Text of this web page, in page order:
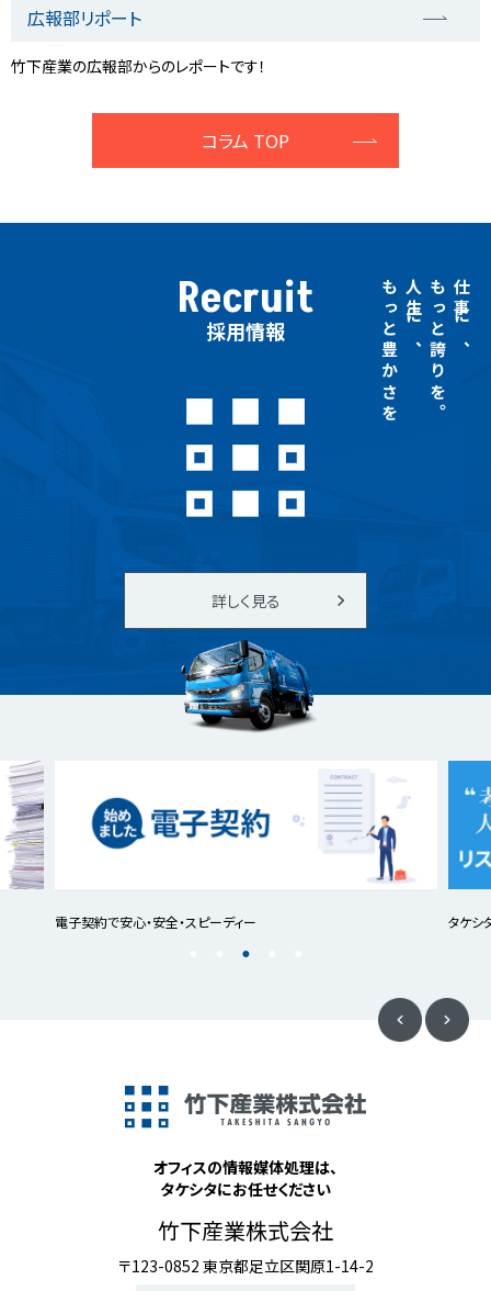
広報部リポート
竹下産業の広報部からのレポートです！
コラム TOP
Recruit
採用情報
詳しく見る
仕事に、
もっと誇りを。
人生に、
もっと豊かさを
電子契約で安心・安全・スピーディー タケシ
オフィスの情報媒体処理は、
タケシタにお任せください
竹下産業株式会社
〒123-0852 東京都足立区関原1-14-2